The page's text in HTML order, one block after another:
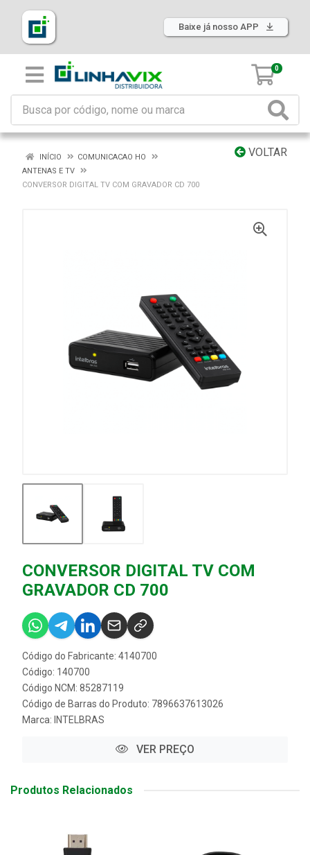
Baixe já nosso APP
0
VOLTAR
INÍCIO
COMUNICACAO HO
ANTENAS E TV
CONVERSOR DIGITAL TV COM GRAVADOR CD 700
CONVERSOR DIGITAL TV COM
GRAVADOR CD 700
Código do Fabricante: 4140700
Código: 140700
Código NCM: 85287119
Código de Barras do Produto: 7896637613026
Marca: INTELBRAS
VER PREÇO
Produtos Relacionados